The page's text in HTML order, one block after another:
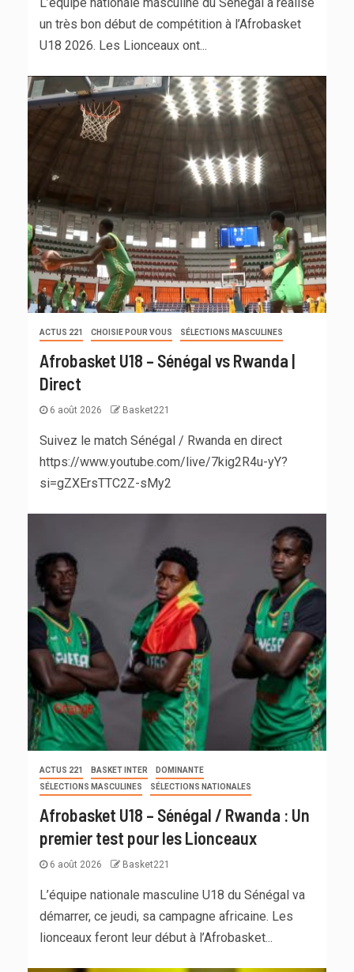
un très bon début de compétition à l’Afrobasket
U18 2026. Les Lionceaux ont...
ACTUS 221 CHOISIE POUR VOUS SÉLECTIONS MASCULINES
Afrobasket U18 – Sénégal vs Rwanda |
Direct
6 août 2026 Basket221
Suivez le match Sénégal / Rwanda en direct
https://www.youtube.com/live/7kig2R4u-yY?
si=gZXErsTTC2Z-sMy2
ACTUS 221 BASKET INTER
DOMINANTE
SÉLECTIONS MASCULINES
SÉLECTIONS NATIONALES
Afrobasket U18 – Sénégal / Rwanda : Un
premier test pour les Lionceaux
6 août 2026 Basket221
L’équipe nationale masculine U18 du Sénégal va
démarrer, ce jeudi, sa campagne africaine. Les
lionceaux feront leur début à l’Afrobasket...